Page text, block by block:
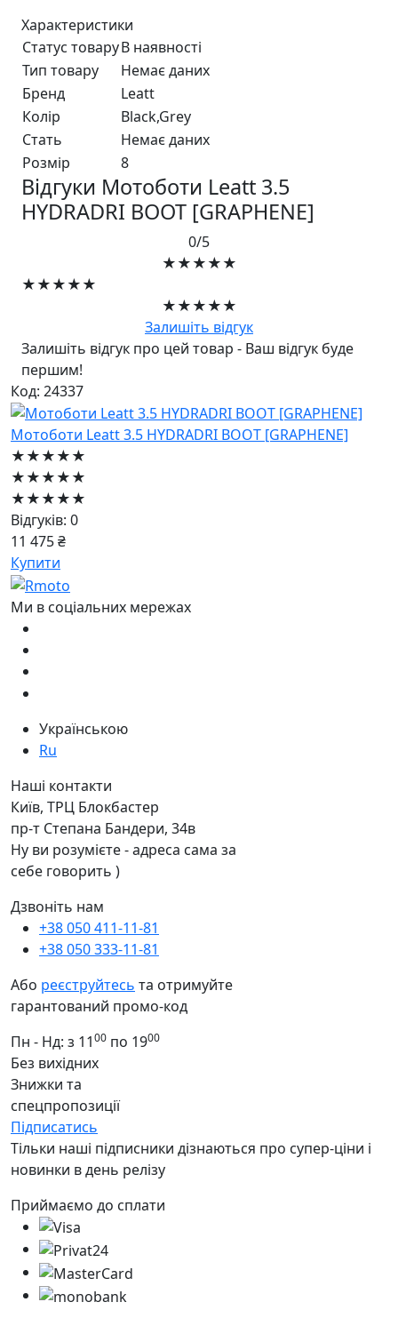
Характеристики
Статус товаруВ наявності
Тип товару
Немає даних
Бренд
Leatt
Колір
Black,Grey
Стать
Немає даних
Розмір
8
Відгуки Мотоботи Leatt 3.5
HYDRADRI BOOT [GRAPHENE]
0/5
★★★★★
★★★★★
★★★★★
Залишіть відгук
Залишіть відгук про цей товар - Ваш відгук буде
першим!
Код: 24337
Мотоботи Leatt 3.5 HYDRADRI BOOT [GRAPHENE]
★★★★★
★★★★★
★★★★★
Відгуків: 0
11 475 ₴
Купити
Ми в соціальних мережах
Українською
Ru
Наші контакти
Київ, ТРЦ Блокбастер
пр-т Степана Бандери, 34в
Ну ви розумієте - адреса сама за
себе говорить )
Дзвоніть нам
+38 050 411-11-81
+38 050 333-11-81
Або реєструйтесь та отримуйте
гарантований промо-код
Пн - Нд: з 1100 по 1900
Без вихідних
Знижки та
спецпропозиції
Підписатись
Тільки наші підписники дізнаються про супер-ціни і
новинки в день релізу
Приймаємо до сплати